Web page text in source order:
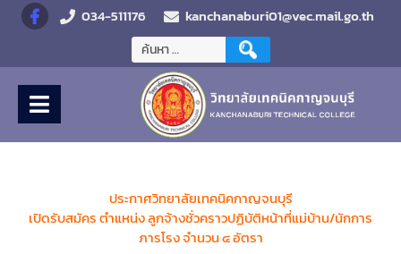
034-511176 kanchanaburi01@vec.mail.go.th
ประกาศวิทยาลัยเทคนิคกาญจนบุรี
เปิดรับสมัคร ตำแหน่ง ลูกจ้างชั่วคราวปฏิบัติหน้าที่แม่บ้าน/นักการ
ภารโรง จำนวน ๔ อัตรา